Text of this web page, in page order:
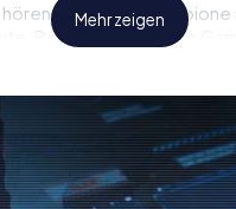
Sie feindliche Spione
Bei diesem Escape
Mar und erhalten Zugang
Game macht Malgrat
Tickets in die Welt der
Outdoor Escape
Mehr zeigen